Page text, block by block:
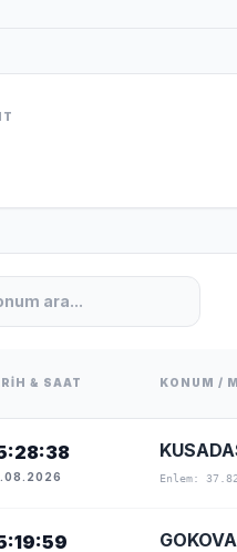
& SAAT KONUM /
Enlem: